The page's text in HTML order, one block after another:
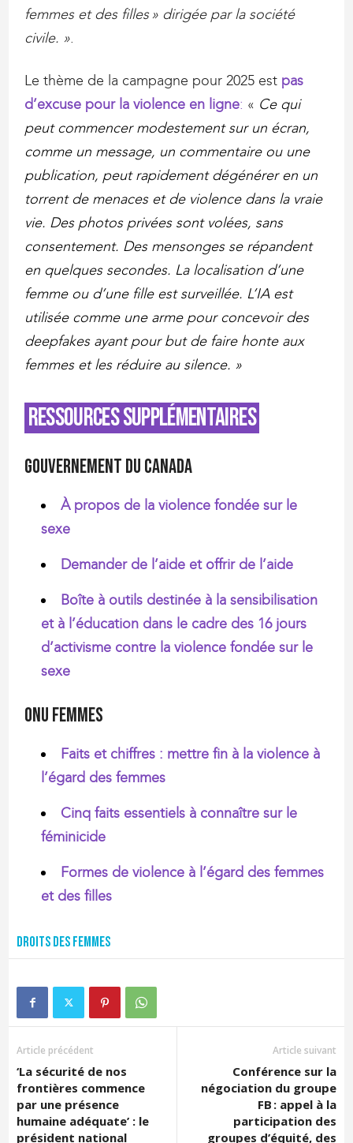
femmes et des filles » dirigée par la société
civile. ».
Le thème de la campagne pour 2025 est pas
d’excuse pour la violence en ligne: « Ce qui
peut commencer modestement sur un écran,
comme un message, un commentaire ou une
publication, peut rapidement dégénérer en un
torrent de menaces et de violence dans la vraie
vie. Des photos privées sont volées, sans
consentement. Des mensonges se répandent
en quelques secondes. La localisation d’une
femme ou d’une fille est surveillée. L’IA est
utilisée comme une arme pour concevoir des
deepfakes ayant pour but de faire honte aux
femmes et les réduire au silence. »
Ressources supplémentaires
Gouvernement du Canada
À propos de la violence fondée sur le
sexe
Demander de l’aide et offrir de l’aide
Boîte à outils destinée à la sensibilisation
et à l’éducation dans le cadre des 16 jours
d’activisme contre la violence fondée sur le
sexe
ONU Femmes
Faits et chiffres : mettre fin à la violence à
l’égard des femmes
Cinq faits essentiels à connaître sur le
féminicide
Formes de violence à l’égard des femmes
et des filles
Droits des femmes
Article précédent
‘La sécurité de nos
frontières commence
par une présence
humaine adéquate’ : le
président national
Article suivant
Conférence sur la
négociation du groupe
FB : appel à la
participation des
groupes d’équité, des